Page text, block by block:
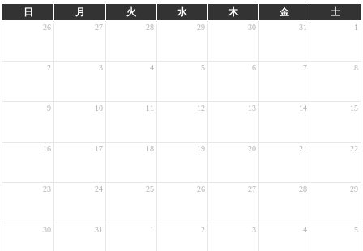
日 月 火 水 木 金 土
26 27 28 29 30 31 1
2 3 4 5 6 7 8
9 10 11 12 13 14 15
16 17 18 19 20 21 22
23 24 25 26 27 28 29
30 31 1 2 3 4 5